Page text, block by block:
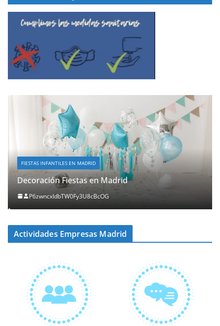
FIESTAS INFANTILES EN MADRID
Decoración Fiestas en Madrid
P6zwncxIdbTW0Fy3U8cBcOG
Actividades Empresas Madrid